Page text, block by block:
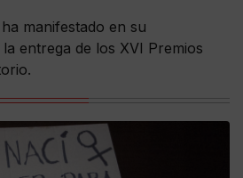
manifestado en su
entrega de los XVI Premios